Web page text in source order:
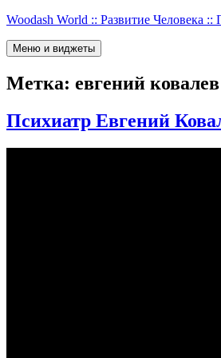
Перейти
содержимому
Woodash World :: Развитие Человека
Меню и виджеты
Метка: евгений ковалев
Психиатр Евгений